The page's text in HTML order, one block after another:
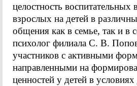
целостность воспитательных
взрослых на детей в
общения как в семье, так и в
психолог филиала С. В.
участников с активными
направленными на
ценностей у детей в условиях